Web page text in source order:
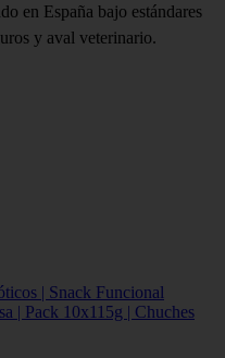
en España bajo estándares
y aval veterinario.
| Snack Funcional
| Pack 10x115g | Chuches